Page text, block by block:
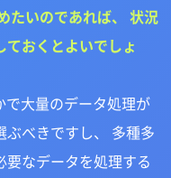
たいのであれば、 状況
おくとよいでしょ
大量のデータ処理が
ぶべきですし、 多種多
なデータを処理する